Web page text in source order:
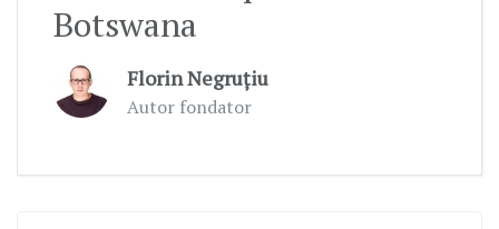
Botswana
Florin Negruțiu
Autor fondator